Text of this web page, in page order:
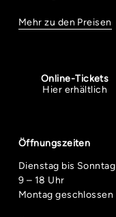
Mehr zu den Preisen
Online-Tickets
Hier erhältlich
Öffnungszeiten
Dienstag bis Sonntag
9 – 18 Uhr
Montag geschlossen